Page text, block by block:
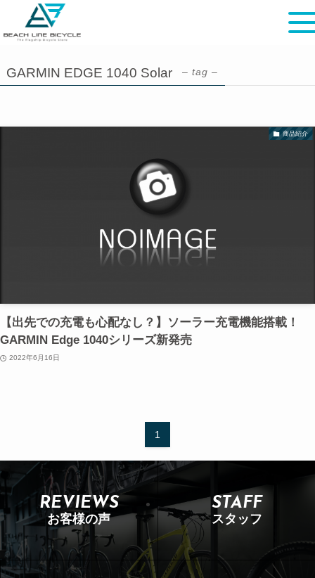
GARMIN EDGE 1040 Solar – tag –
商品紹介
【出先での充電も心配なし？】ソーラー充電機能搭載！
GARMIN Edge 1040シリーズ新発売
2022年6月16日
1
REVIEWS
お客様の声
STAFF
スタッフ